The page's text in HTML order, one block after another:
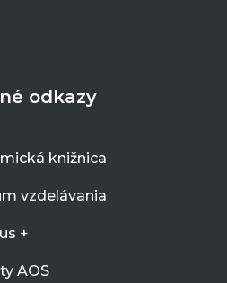
odkazy
knižnica
vzdelávania
+
AOS